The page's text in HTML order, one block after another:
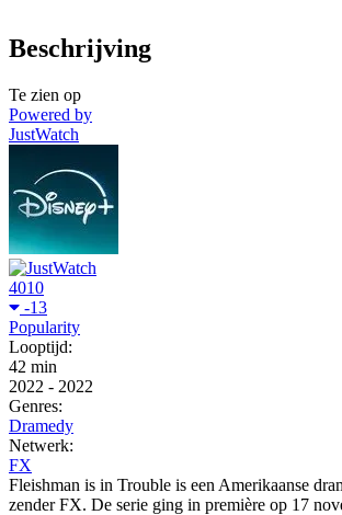
Beschrijving
Te zien op
Powered by
JustWatch
4010
-13
Popularity
Looptijd:
42 min
2022 - 2022
Genres:
Dramedy
Netwerk:
FX
Fleishman is in Trouble is een Amerikaanse
zender FX. De serie ging in première op 17